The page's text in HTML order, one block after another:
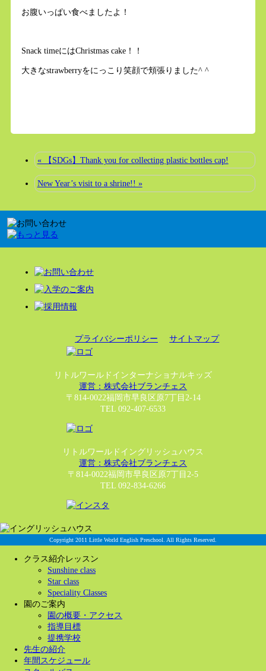
お腹いっぱい食べましたよ！
Snack timeにはChristmas cake！！
大きなstrawberryをにっこり笑顔で頬張りました^ ^
« 【SDGs】Thank you for collecting plastic bottles cap!
New Year’s visit to a shrine!! »
プライバシーポリシー サイトマップ
リトルワールドインターナショナルキッズ
運営：株式会社ブランチェス
〒814-0022福岡市早良区原7丁目2-14
TEL 092-407-6533
リトルワールドイングリッシュハウス
運営：株式会社ブランチェス
〒814-0022福岡市早良区原7丁目2-5
TEL 092-834-6266
Copyright 2011 Little World English Preschool. All Rights Reserved.
クラス紹介レッスン
Sunshine class
Star class
Speciality Classes
園のご案内
園の概要・アクセス
指導目標
提携学校
先生の紹介
年間スケジュール